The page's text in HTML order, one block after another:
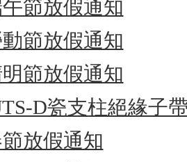
節放假通知
節放假通知
節放假通知
D瓷支柱絕緣子
放假通知